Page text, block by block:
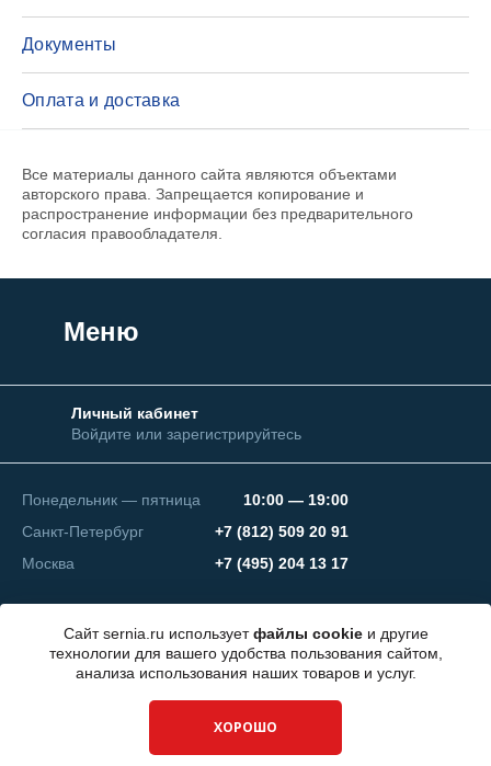
Сайт sernia.ru используетфайлы cookieи другие
технологии для вашего удобства пользования сайтом,
анализа использования наших товаров и услуг.
ХОРОШО
Документы
Оплата и доставка
Все материалы данного сайта являются объектами
авторского права. Запрещается копирование и
распространение информации без предварительного
согласия правообладателя.
Меню
Личный кабинет
Войдите или зарегистрируйтесь
Понедельник — пятница
10:00 — 19:00
Санкт-Петербург
+7 (812) 509 20 91
Москва
+7 (495) 204 13 17
Разработка сайта —